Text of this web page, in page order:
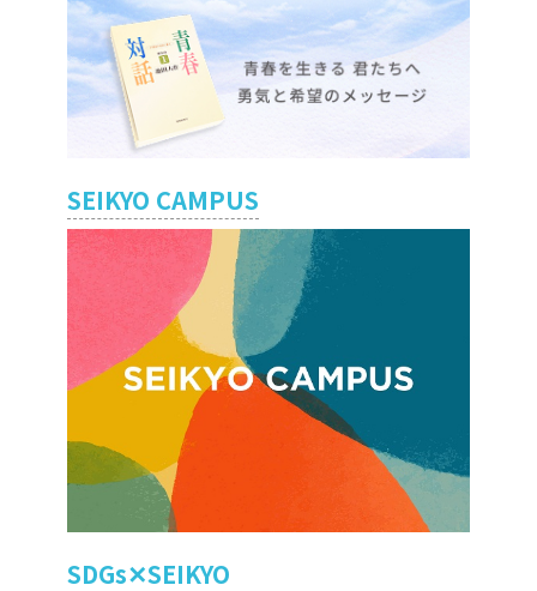
SEIKYO CAMPUS
SDGs✕SEIKYO